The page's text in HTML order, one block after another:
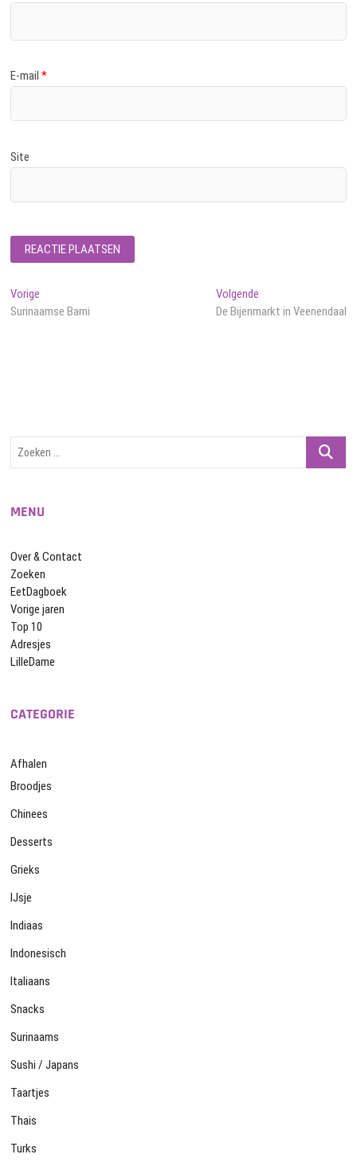
E-mail*
Site
Bericht
navigatie
Vorige
bericht:
Surinaamse Bami
VolgendeVolgend
bericht:
De Bijenmarkt in Veenendaal
Zoeken
MENU
Over & Contact
Zoeken
EetDagboek
Vorige jaren
Top 10
Adresjes
LilleDame
CATEGORIE
Afhalen
Broodjes
Chinees
Desserts
Grieks
IJsje
Indiaas
Indonesisch
Italiaans
Snacks
Surinaams
Sushi / Japans
Taartjes
Thais
Turks